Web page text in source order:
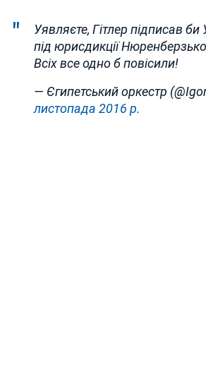
Уявляєте, Гітлер підписав би
під юрисдикції
Всіх все одно б повісили!
— Єгипетський оркестр
листопада 2016 р.